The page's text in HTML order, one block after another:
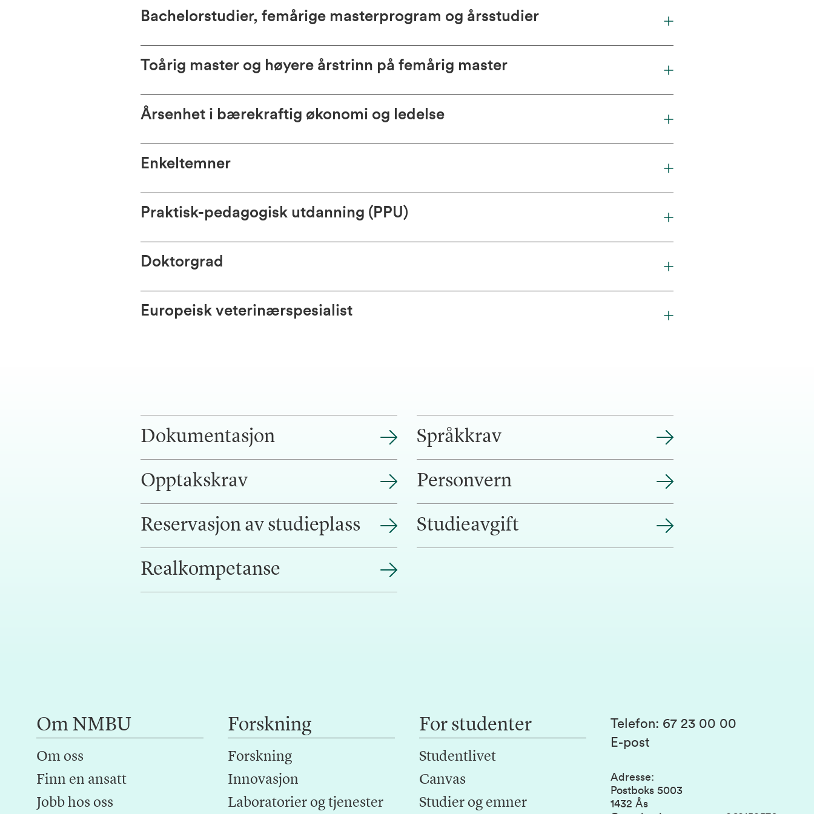
Bachelorstudier, femårige masterprogram og årsstudier
Toårig master og høyere årstrinn på femårig master
Årsenhet i bærekraftig økonomi og ledelse
Enkeltemner
Praktisk-pedagogisk utdanning (PPU)
Doktorgrad
Europeisk veterinærspesialist
Dokumentasjon Språkkrav
Opptakskrav Personvern
Reservasjon av studieplass Studieavgift
Realkompetanse
Om NMBU
Om oss
Finn en ansatt
Jobb hos oss
Forskning
Forskning
Innovasjon
Laboratorier og tjenester
For studenter
Studentlivet
Canvas
Studier og emner
Telefon: 67 23 00 00
E-post
Adresse:
Postboks 5003
1432 Ås